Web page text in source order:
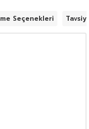
Seçenekleri